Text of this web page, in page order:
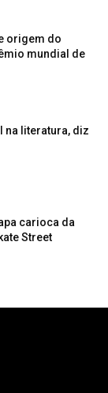
origem do
mundial de
na literatura, diz
carioca da
Street